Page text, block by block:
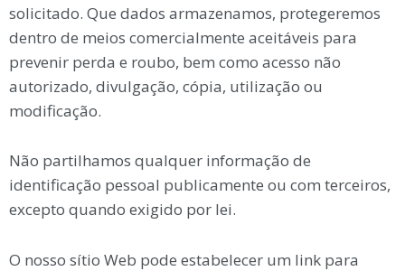
solicitado. Que dados armazenamos, protegeremos
dentro de meios comercialmente aceitáveis para
prevenir perda e roubo, bem como acesso não
autorizado, divulgação, cópia, utilização ou
modificação.
Não partilhamos qualquer informação de
identificação pessoal publicamente ou com terceiros,
excepto quando exigido por lei.
O nosso sítio Web pode estabelecer um link para